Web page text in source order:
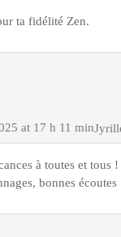
ta fidélité Zen.
at 17 h 11 min
à toutes et tous
bonnes écoutes